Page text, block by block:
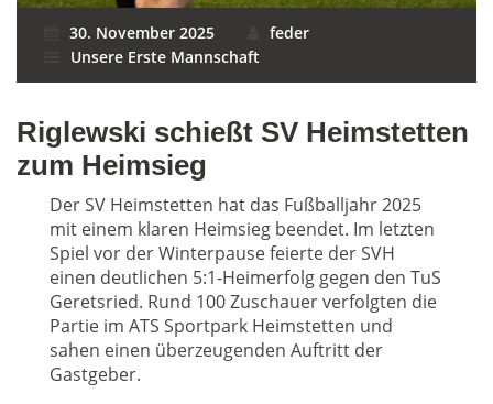
30. November 2025
feder
Unsere Erste Mannschaft
Riglewski schießt SV Heimstetten
zum Heimsieg
Der SV Heimstetten hat das Fußballjahr 2025
mit einem klaren Heimsieg beendet. Im letzten
Spiel vor der Winterpause feierte der SVH
einen deutlichen 5:1-Heimerfolg gegen den TuS
Geretsried. Rund 100 Zuschauer verfolgten die
Partie im ATS Sportpark Heimstetten und
sahen einen überzeugenden Auftritt der
Gastgeber.